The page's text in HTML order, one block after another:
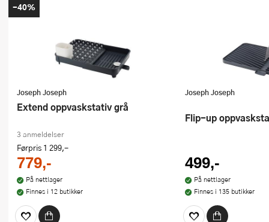
Joseph Joseph
Extend oppvaskstativ grå
3 anmeldelser
Førpris 1 299,-
779,-
På nettlager
Finnes i 12 butikker
-40%
Joseph Joseph
Flip-up
499,-
På nettlager
Finnes i 135 butikker